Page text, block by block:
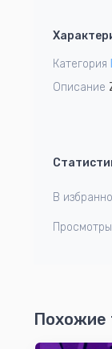
1Категория
Описание
В
Просмотры
Похожие